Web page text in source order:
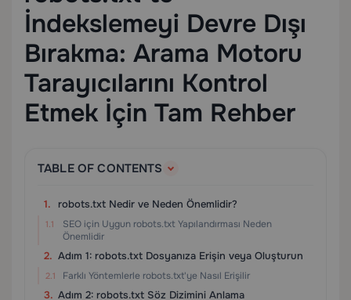
İndekslemeyi Devre Dışı
Bırakma: Arama Motoru
Tarayıcılarını Kontrol
Etmek İçin Tam Rehber
TABLE OF CONTENTS
robots.txt Nedir ve Neden Önemlidir?
SEO için Uygun robots.txt Yapılandırması Neden
Önemlidir
Adım 1: robots.txt Dosyanıza Erişin veya Oluşturun
Farklı Yöntemlerle robots.txt'ye Nasıl Erişilir
Adım 2: robots.txt Söz Dizimini Anlama